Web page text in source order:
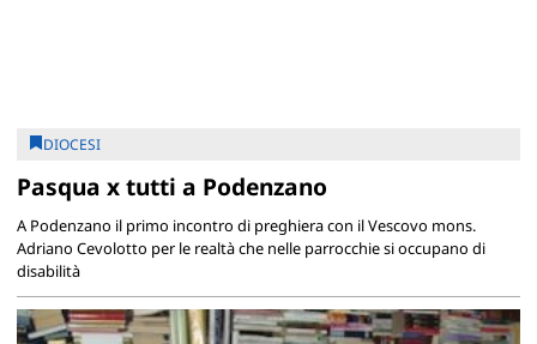
DIOCESI
Pasqua x tutti a Podenzano
A Podenzano il primo incontro di preghiera con il Vescovo mons.
Adriano Cevolotto per le realtà che nelle parrocchie si occupano di
disabilità